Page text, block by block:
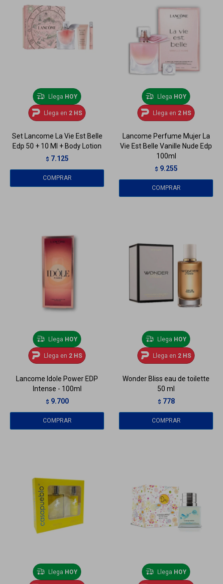
Llega HOY
Llega en 2 HS
Set Lancome La Vie Est Belle
Edp 50 + 10 Ml + Body Lotion
$ 7.125
Llega HOY
Llega en 2 HS
Lancome Perfume Mujer La
Vie Est Belle Vanille Nude Edp
100ml
$ 9.255
Llega HOY
Llega en 2 HS
Lancome Idole Power EDP
Intense - 100ml
$ 9.700
Llega HOY
Llega en 2 HS
Wonder Bliss eau de toilette
50 ml
$ 778
Llega HOY Llega HOY